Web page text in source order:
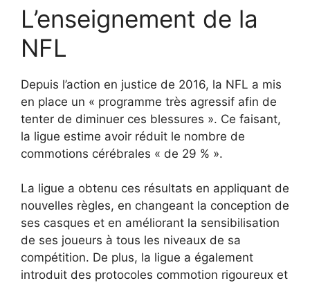
L’enseignement de la
NFL
Depuis l’action en justice de 2016, la NFL a mis
en place un « programme très agressif afin de
tenter de diminuer ces blessures ». Ce faisant,
la ligue estime avoir réduit le nombre de
commotions cérébrales « de 29 % ».
La ligue a obtenu ces résultats en appliquant de
nouvelles règles, en changeant la conception de
ses casques et en améliorant la sensibilisation
de ses joueurs à tous les niveaux de sa
compétition. De plus, la ligue a également
introduit des protocoles commotion rigoureux et